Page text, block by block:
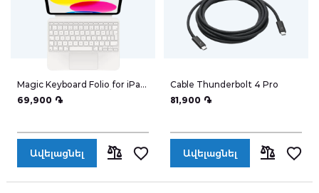
Լիցքավորում
Պլանշետներ
Հեռուստացույցներ
Խելացի ժամացույցներ
Ականջակալներ
Magic Keyboard Folio for iPad
(10th gen.) MQDP3Z/A
69,900 ֏
Ավելացնել
Cable Thunderbolt 4 Pro
81,900 ֏
Ավելացնել